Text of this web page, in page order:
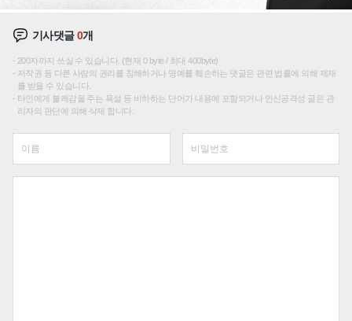
기사댓글0개
200자까지 쓰실 수 있습니다. (현재 0 byte / 최대 400byte)
저작권 등 다른 사람의 권리를 침해하거나 명예를 훼손하는 댓글은 관련 법률에 의해 제재
를 받을 수 있습니다.
타인에게 불쾌감을 주는 욕설 등 비하하는 단어가 내용에 포함되거나 인신공격성 글은 관
리자의 판단에 의해 삭제 합니다.